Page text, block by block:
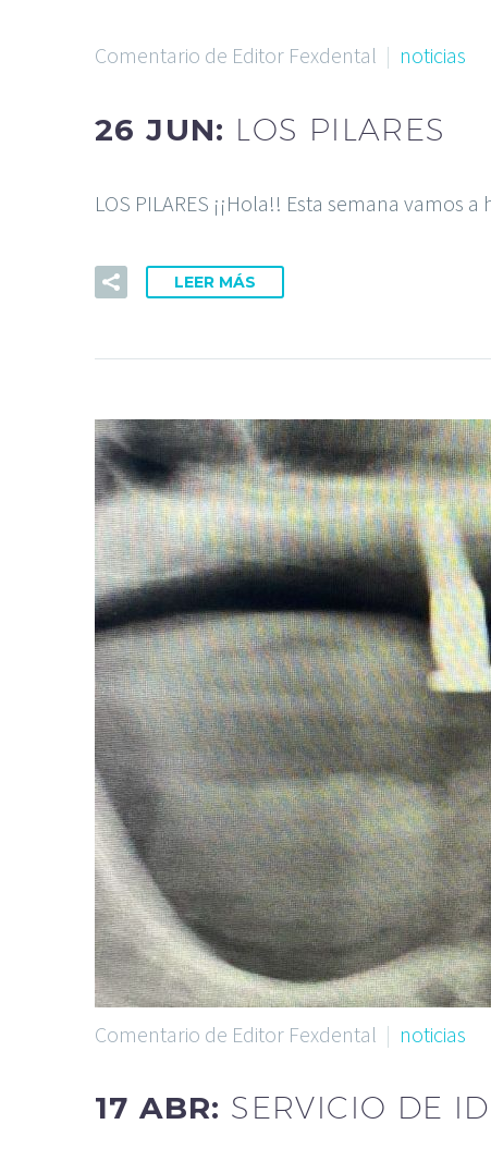
Comentario de Editor Fexdental noticias
26 JUN: LOS PILARES
LOS PILARES ¡¡Hola!! Esta semana
LEER MÁS
Comentario de Editor Fexdental noticias
17 ABR: SERVICIO DE